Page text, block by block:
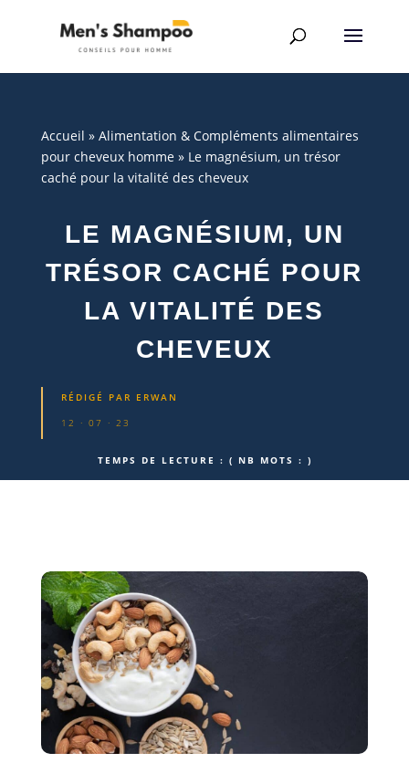
Accueil » Alimentation & Compléments alimentaires
pour cheveux homme» Le magnésium, un trésor
caché pour la vitalité des cheveux
LE MAGNÉSIUM, UN
TRÉSOR CACHÉ POUR
LA VITALITÉ DES
CHEVEUX
RÉDIGÉ PAR ERWAN
12 · 07 · 23
TEMPS DE LECTURE : ( NB MOTS : )